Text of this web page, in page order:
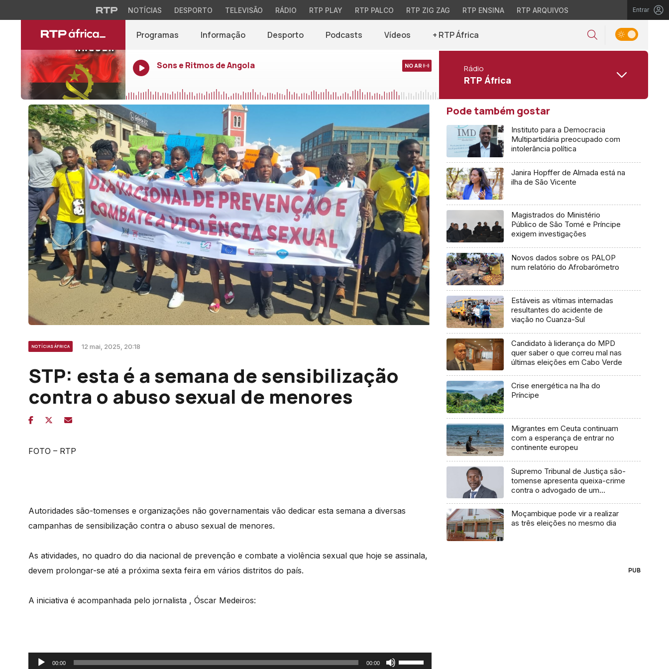
NOTÍCIAS DESPORTO TELEVISÃO RÁDIO RTP PLAY RTP PALCO RTP ZIG ZAG RTP ENSINA RTP ARQUIVOS Entrar
Programas Informação Desporto Podcasts Vídeos + RTP África
Sons e Ritmos de Angola NO AR Rádio
RTP África
NOTÍCIAS ÁFRICA 12 mai, 2025, 20:18
STP: esta é a semana de sensibilização
contra o abuso sexual de menores
FOTO – RTP
Autoridades são-tomenses e organizações não governamentais vão dedicar esta semana a diversas
campanhas de sensibilização contra o abuso sexual de menores.
As atividades, no quadro do dia nacional de prevenção e combate a violência sexual que hoje se assinala,
devem prolongar-se até a próxima sexta feira em vários distritos do país.
A iniciativa é acompanhada pelo jornalista , Óscar Medeiros:
Reprodutor
00:00 00:00
Use
Pode também gostar
Instituto para a Democracia
Multipartidária preocupado com
intolerância política
Janira Hopffer de Almada está na
ilha de São Vicente
Magistrados do Ministério
Público de São Tomé e Príncipe
exigem investigações
Novos dados sobre os PALOP
num relatório do Afrobarómetro
Estáveis as vítimas internadas
resultantes do acidente de
viação no Cuanza-Sul
Candidato à liderança do MPD
quer saber o que correu mal nas
últimas eleições em Cabo Verde
Crise energética na lha do
Príncipe
Migrantes em Ceuta continuam
com a esperança de entrar no
continente europeu
Supremo Tribunal de Justiça são-
tomense apresenta queixa-crime
contra o advogado de um
Moçambique pode vir a realizar
as três eleições no mesmo dia
PUB